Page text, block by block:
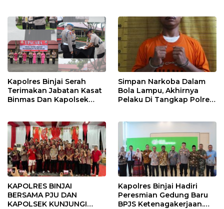
Kapolres Binjai Serah
Terimakan Jabatan Kasat
Binmas Dan Kapolsek
Simpan Narkoba Dalam
Bola Lampu, Akhirnya
Pelaku Di Tangkap Polres
KAPOLRES BINJAI
BERSAMA PJU DAN
KAPOLSEK KUNJUNGI
Kapolres Binjai Hadiri
Peresmian Gedung Baru
BPJS Ketenagakerjaan.